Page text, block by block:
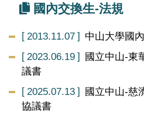
國內交換生-法規
2013.11.07 中山大學國
2023.06.19
國立中山-東
議書
2025.07.13
國立中山-慈
協議書